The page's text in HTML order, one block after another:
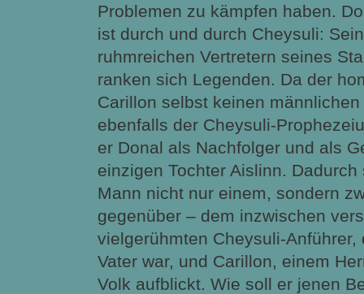
Problemen zu kämpfen haben.
ist durch und durch Cheysuli:
ruhmreichen Vertretern seines
ranken sich Legenden. Da der
Carillon selbst keinen
ebenfalls der Cheysuli-
er Donal als Nachfolger und als
einzigen Tochter Aislinn.
Mann nicht nur einem, sondern
gegenüber – dem inzwischen
vielgerühmten Cheysuli-
Vater war, und Carillon, einem
Volk aufblickt. Wie soll er jenen